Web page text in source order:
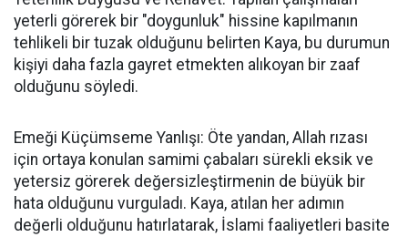
yeterli görerek bir "doygunluk" hissine kapılmanın
tehlikeli bir tuzak olduğunu belirten Kaya, bu durumun
kişiyi daha fazla gayret etmekten alıkoyan bir zaaf
olduğunu söyledi.
Emeği Küçümseme Yanlışı: Öte yandan, Allah rızası
için ortaya konulan samimi çabaları sürekli eksik ve
yetersiz görerek değersizleştirmenin de büyük bir
hata olduğunu vurguladı. Kaya, atılan her adımın
değerli olduğunu hatırlatarak, İslami faaliyetleri basite